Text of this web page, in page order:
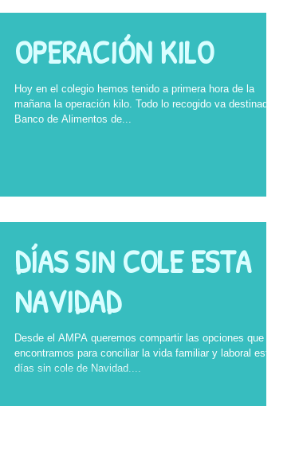
OPERACIÓN KILO
Hoy en el colegio hemos tenido a primera hora de la
mañana la operación kilo. Todo lo recogido va destinado al
Banco de Alimentos de...
DÍAS SIN COLE ESTA
NAVIDAD
Desde el AMPA queremos compartir las opciones que
encontramos para conciliar la vida familiar y laboral estos
días sin cole de Navidad....